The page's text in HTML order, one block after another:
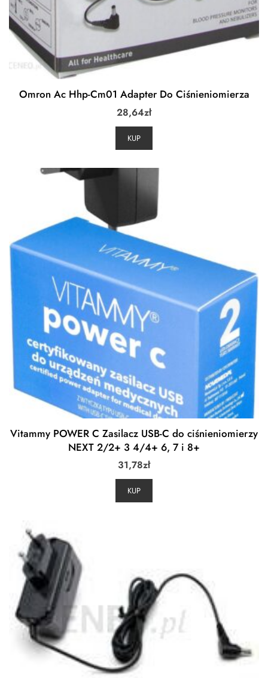
Omron Ac Hhp-Cm01 Adapter Do Ciśnieniomierza
28,64zł
KUP
Vitammy POWER C Zasilacz USB-C do ciśnieniomierzy
NEXT 2/2+ 3 4/4+ 6, 7 i 8+
31,78zł
KUP